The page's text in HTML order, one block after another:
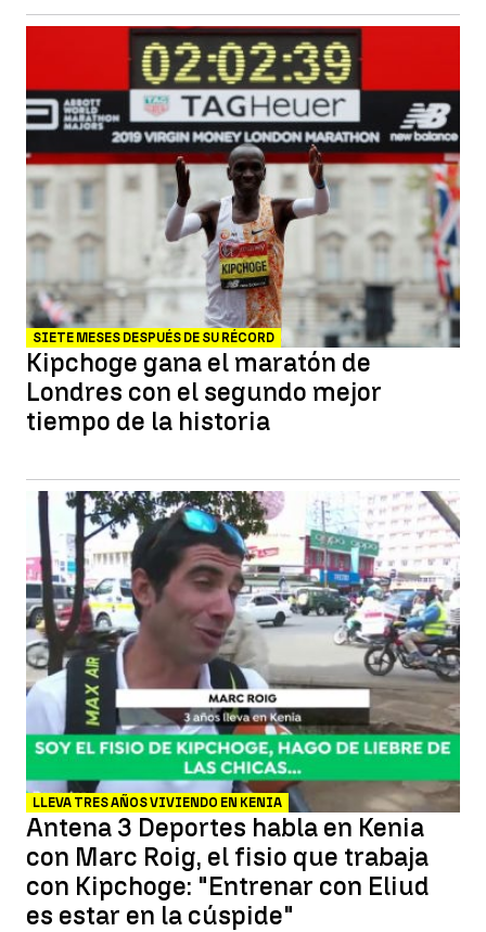
SIETE MESES DESPUÉS DE SU RÉCORD
Kipchoge gana el maratón de
Londres con el segundo mejor
tiempo de la historia
LLEVA TRES AÑOS VIVIENDO EN KENIA
Antena 3 Deportes habla en Kenia
con Marc Roig, el fisio que trabaja
con Kipchoge: "Entrenar con Eliud
es estar en la cúspide"